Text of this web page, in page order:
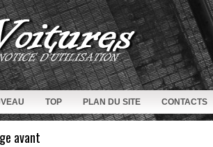
TOP PLAN DU SITE CONTACTS
avant